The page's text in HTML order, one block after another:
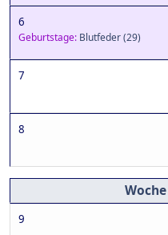
6
Geburtstage: Blutfeder(29)
7
8
9